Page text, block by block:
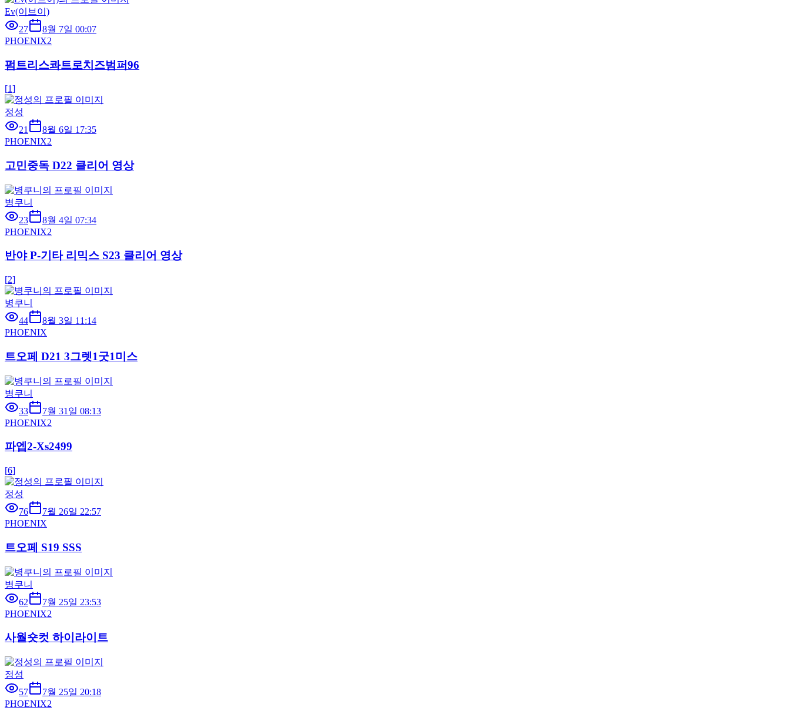
Ev(이브이)
27
8월 7일 00:07
PHOENIX2
펌트리스콰트로치즈범퍼96
[1]
정성
21
8월 6일 17:35
PHOENIX2
고민중독 D22 클리어 영상
병쿠니
23
8월 4일 07:34
PHOENIX2
반야 P-기타 리믹스 S23 클리어 영상
[2]
병쿠니
44
8월 3일 11:14
PHOENIX
트오페 D21 3그렛1굿1미스
병쿠니
33
7월 31일 08:13
PHOENIX2
파엡2-Xs2499
[6]
정성
76
7월 26일 22:57
PHOENIX
트오페 S19 SSS
병쿠니
62
7월 25일 23:53
PHOENIX2
사월숏컷 하이라이트
정성
57
7월 25일 20:18
PHOENIX2